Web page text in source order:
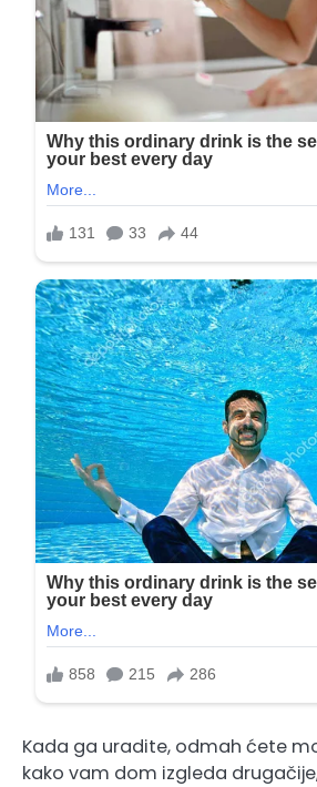
Kada ga uradite, odmah ćete
kako vam dom izgleda